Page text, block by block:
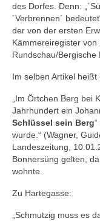
des Dorfes. Denn:
´Verbrennen´
der von der ersten
Kämmereiregister von
Rundschau/
Im selben Artikel heißt
„Im Örtchen Berg bei
Jahrhundert ein
Schlüssel sein Berg
wurde.“ (Wagner,
Landeszeitung,
Bonnersüng gelten,
wohnte.
Zu Hartegasse:
„Schmutzig muss es